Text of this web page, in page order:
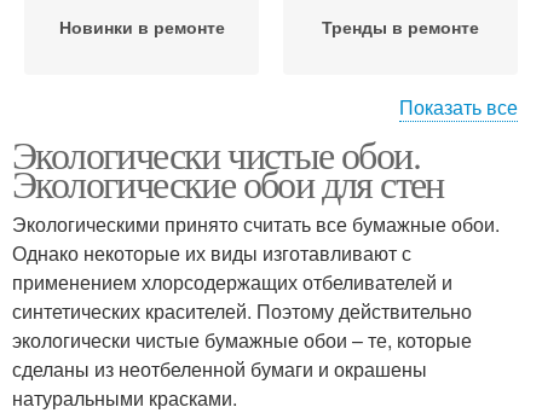
Новинки в ремонте Тренды в ремонте
Новые ремонты Ремонты в квартире
Современный ремонт
Показать все
Экологически чистые обои.
Экологические обои для стен
Экологическими принято считать все бумажные обои.
Однако некоторые их виды изготавливают с
применением хлорсодержащих отбеливателей и
синтетических красителей. Поэтому действительно
экологически чистые бумажные обои – те, которые
сделаны из неотбеленной бумаги и окрашены
натуральными красками.